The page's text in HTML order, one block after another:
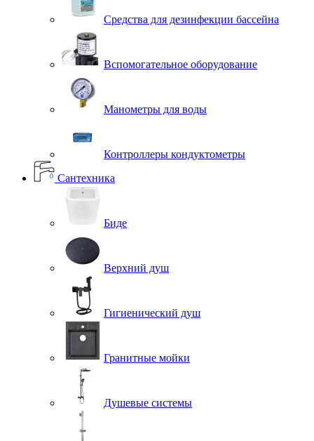
Средства для дезинфекции бассейна
Вспомогательное оборудование
Манометры для воды
Контроллеры кондуктометры
Сантехника
Биде
Верхний душ
Гигиенический душ
Гранитные мойки
Душевые системы